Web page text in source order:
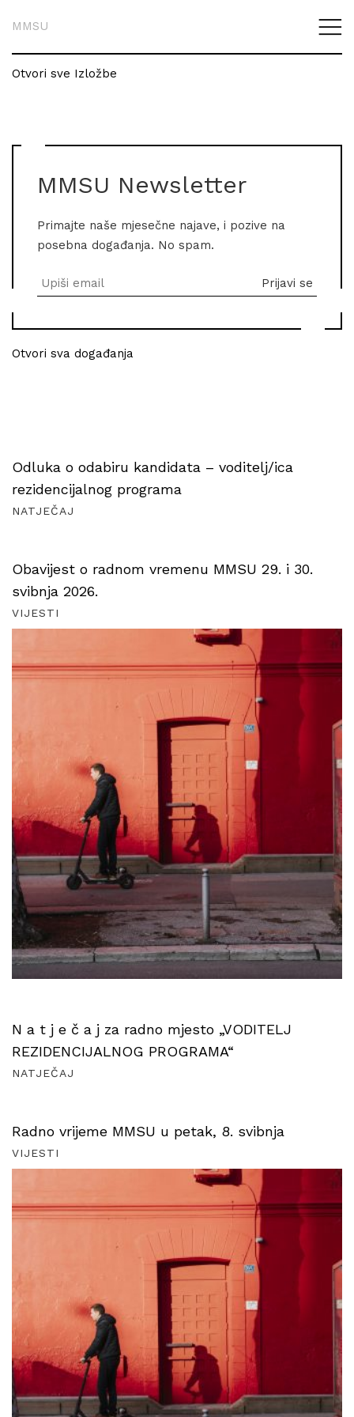
MMSU
Otvori sve Izložbe
MMSU Newsletter
Primajte naše mjesečne najave, i pozive na
posebna događanja. No spam.
Otvori sva događanja
Odluka o odabiru kandidata – voditelj/ica
rezidencijalnog programa
NATJEČAJ
Obavijest o radnom vremenu MMSU 29. i 30.
svibnja 2026.
VIJESTI
N a t j e č a j za radno mjesto „VODITELJ
REZIDENCIJALNOG PROGRAMA“
NATJEČAJ
Radno vrijeme MMSU u petak, 8. svibnja
VIJESTI